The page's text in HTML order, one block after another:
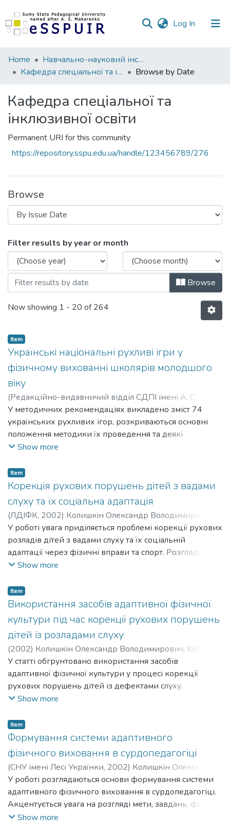
Log In (current)
Communities
&
All of DSpace
Home
Навчально-науковий інститут педагогіки і психології
Кафедра спеціальної та інклюзивної освіти
Browse by Date
Кафедра спеціальної та
інклюзивної освіти
Permanent URI for this community
https://repository.sspu.edu.ua/handle/123456789/276
Browse
Browsing Кафедра спеціальної та
Filter results by year or month
Browse
Now showing 1 - 20 of 264
Item
Українські національні рухливі ігри у
фізичному вихованні школярів молодшого
віку
(Редакційно-видавничий відділ СДПІ імені А. С.
Макаренка,1999)Колишкін Олександр
Володимирович;Kolyshkin Oleksandr Volodymyrovych
У методичних рекомендаціях викладено зміст 74
українських рухливих ігор, розкриваються основні
положення методики їх проведення та деякі
педагогічні аспекти використання українських
молодших класів. Посібник розрахований на студентів
факультетів фізичного виховання вищих навчальних
закладів, вчителів початкових класів, вихователів і
керівників позакласної та позашкільної виховної
роботи.
Show more
Item
Корекція рухових порушень дітей з вадами
слуху та їх соціальна адаптація
(ЛДІФК, 2002) Колишкін Олександр Володимирович
Kolyshkin Oleksandr Volodymyrovych
У роботі увага приділяється проблемі корекції рухових
розладів дітей з вадами слуху та їх соціальній
адаптації через фізичні вправи та спорт. Розглядається
також питання про інтеграцію дітей з погано слухом у
Show more
Item
Використання засобів адаптивної фізичної
культури під час корекції рухових порушень
дітей із розладами слуху
(2002) Колишкін Олександр Володимирович; Kolyshkin
Oleksandr Volodymyrovych
У статті обгрунтовано використання засобів
адаптивної фізичної культури у процесі корекції
рухових порушень дітей із дефектами слуху.
Застосування засобів адаптивної фізичної культури,
рухових порушень дітей із вадами слуху, що сприяє
формуванню та вдосконаленню компенсаторних
механізмів, зміцненню функціональних систем
організму, зростанню інтересу до систематичних
занять фізичними вправами, повноцінної участі даних
дітей у суспільному житті та їх соціальній адаптації.
Show more
Item
Формування системи адаптивного
фізичного виховання в сурдопедагогіці
(СНУ імені Лесі Українки, 2002) Колишкін Олександр
Володимирович;Kolyshkin Oleksandr Volodymyrovych
У роботі розглядаються основи формування системи
адаптивного фізичного виховання в сурдопедагогіці.
Акцентується увага на розгляді мети, завдань, форм,
методів і засобів адаптивного фізичного виховання
Show more